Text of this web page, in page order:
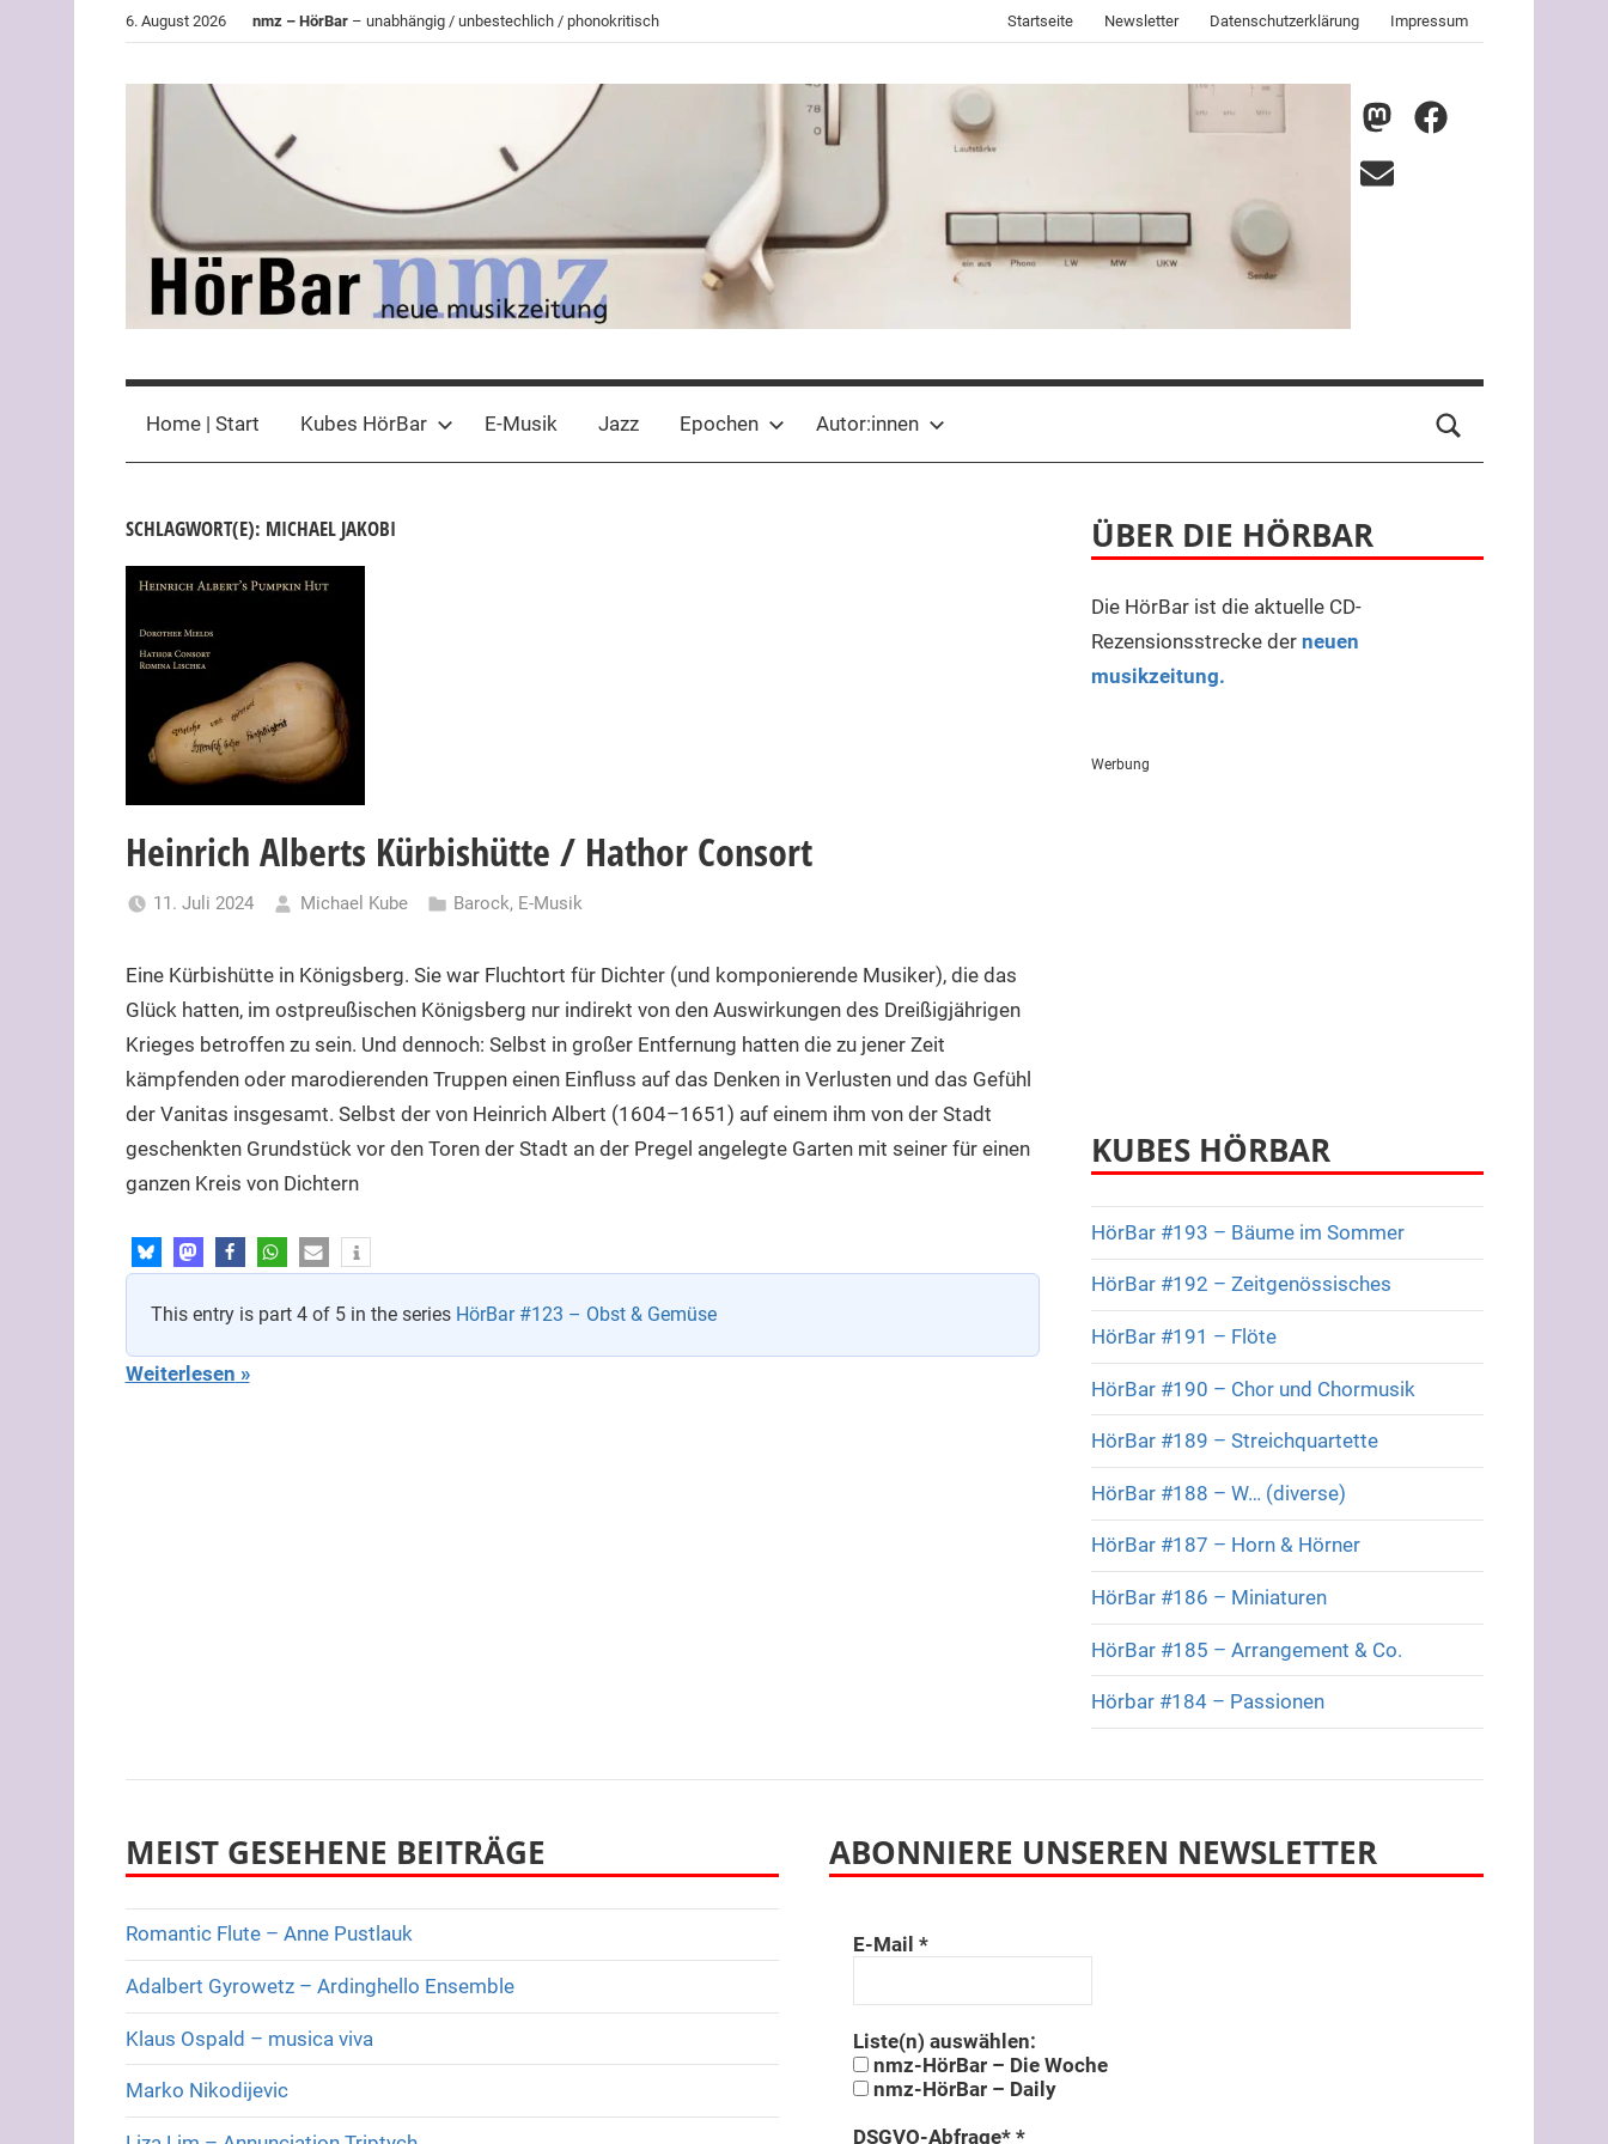
6. August 2026 nmz – HörBar – unabhängig / unbestechlich / phonokritisch Startseite Newsletter Datenschutzerklärung Impressum
HörBar
der
nmz
nmz
Mastodon
nmz
E-
Home | Start Kubes HörBar E-Musik Jazz Epochen Autor:innen
SCHLAGWORT(E): MICHAEL JAKOBI
Heinrich Alberts Kürbishütte / Hathor Consort
11. Juli 2024 Michael Kube Barock, E-Musik
Eine Kürbishütte in Königsberg. Sie war Fluchtort für Dichter (und komponierende Musiker), die das
Glück hatten, im ostpreußischen Königsberg nur indirekt von den Auswirkungen des Dreißigjährigen
Krieges betroffen zu sein. Und dennoch: Selbst in großer Entfernung hatten die zu jener Zeit
kämpfenden oder marodierenden Truppen einen Einfluss auf das Denken in Verlusten und das Gefühl
der Vanitas insgesamt. Selbst der von Heinrich Albert (1604–1651) auf einem ihm von der Stadt
geschenkten Grundstück vor den Toren der Stadt an der Pregel angelegte Garten mit seiner für einen
ganzen Kreis von Dichtern
This entry is part 4 of 5 in the series HörBar #123 – Obst & Gemüse
Weiterlesen
ÜBER DIE HÖRBAR
Die HörBar ist die aktuelle CD-
Rezensionsstrecke der neuen
musikzeitung.
Werbung
KUBES HÖRBAR
HörBar #193 – Bäume im Sommer
HörBar #192 – Zeitgenössisches
HörBar #191 – Flöte
HörBar #190 – Chor und Chormusik
HörBar #189 – Streichquartette
HörBar #188 – W… (diverse)
HörBar #187 – Horn & Hörner
HörBar #186 – Miniaturen
HörBar #185 – Arrangement & Co.
Hörbar #184 – Passionen
MEIST GESEHENE BEITRÄGE
Romantic Flute – Anne Pustlauk
Adalbert Gyrowetz – Ardinghello Ensemble
Klaus Ospald – musica viva
Marko Nikodijevic
ABONNIERE UNSEREN NEWSLETTER
E-Mail*
Liste(n) auswählen:
nmz-HörBar – Die Woche
nmz-HörBar – Daily
DSGVO-Abfrage**